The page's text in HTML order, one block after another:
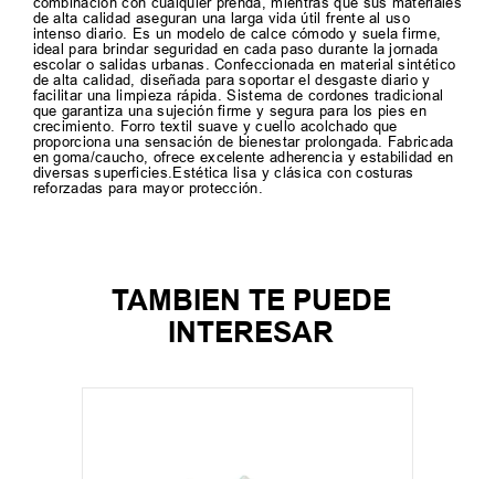
de alta calidad aseguran una larga vida útil frente al uso
intenso diario. Es un modelo de calce cómodo y suela firme,
ideal para brindar seguridad en cada paso durante la jornada
escolar o salidas urbanas. Confeccionada en material sintético
de alta calidad, diseñada para soportar el desgaste diario y
facilitar una limpieza rápida. Sistema de cordones tradicional
que garantiza una sujeción firme y segura para los pies en
crecimiento. Forro textil suave y cuello acolchado que
proporciona una sensación de bienestar prolongada. Fabricada
en goma/caucho, ofrece excelente adherencia y estabilidad en
diversas superficies.Estética lisa y clásica con costuras
reforzadas para mayor protección.
TAMBIEN TE PUEDE
INTERESAR